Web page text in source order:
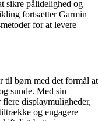
sikre pålidelighed og
fortsætter Garmin
for at levere
til børn med det formål at
sunde. Med sin
displaymuligheder,
og engagere